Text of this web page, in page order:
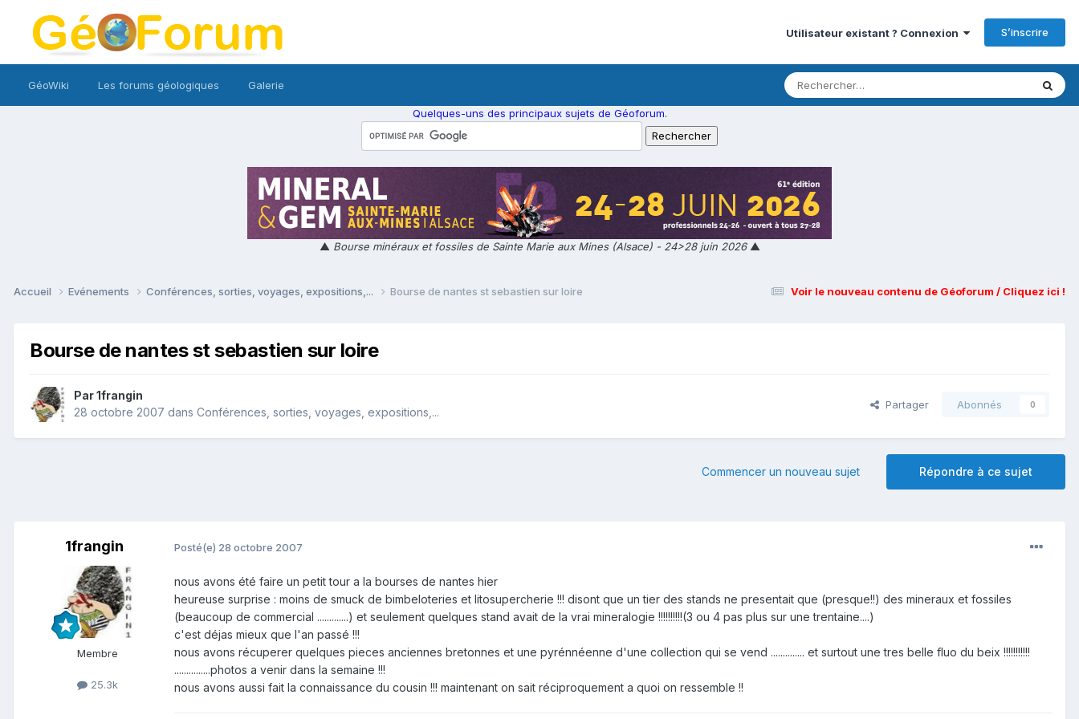
Utilisateur existant ? Connexion S’inscrire
GéoWiki Les forums géologiques Galerie
Quelques-uns des principaux sujets de Géoforum.
▲ Bourse minéraux et fossiles de Sainte Marie aux Mines (Alsace) - 24>28 juin 2026▲
Voir le nouveau contenu de Géoforum / Cliquez ici !
Accueil Evénements Conférences, sorties, voyages, expositions,... Bourse de nantes st sebastien sur loire
Bourse de nantes st sebastien sur loire
Par1frangin
28 octobre 2007 dans Conférences, sorties, voyages, expositions,...
Partager Abonnés 0
Répondre à ce sujet
Commencer un nouveau sujet
1frangin
Membre
25.3k
Posté(e) 28 octobre 2007
nous avons été faire un petit tour a la bourses de nantes hier
heureuse surprise : moins de smuck de bimbeloteries et litosupercherie !!! disont que un tier des stands ne presentait que (presque!!) des mineraux et fossiles
(beaucoup de commercial .............) et seulement quelques stand avait de la vrai mineralogie !!!!!!!!!!(3 ou 4 pas plus sur une trentaine....)
c'est déjas mieux que l'an passé !!!
nous avons récuperer quelques pieces anciennes bretonnes et une pyrénnéenne d'une collection qui se vend .............. et surtout une tres belle fluo du beix !!!!!!!!!!!
...............photos a venir dans la semaine !!!
nous avons aussi fait la connaissance du cousin !!! maintenant on sait réciproquement a quoi on ressemble !!